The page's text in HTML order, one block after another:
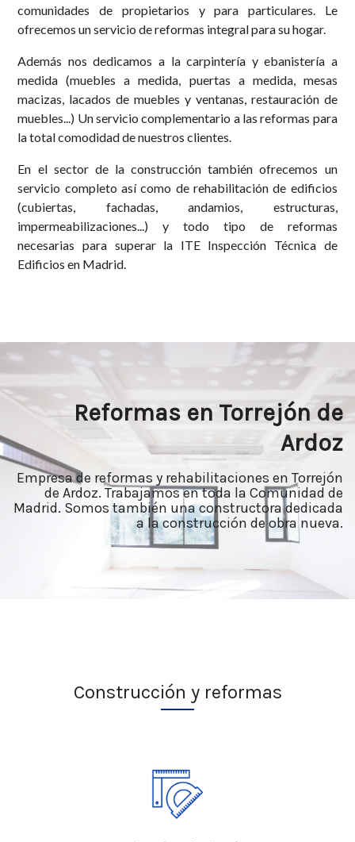
comunidades de propietarios y para particulares. Le
ofrecemos un servicio de reformas integral para su hogar.
Además nos dedicamos a la carpintería y ebanistería a
medida (muebles a medida, puertas a medida, mesas
macizas, lacados de muebles y ventanas, restauración de
muebles...) Un servicio complementario a las reformas para
la total comodidad de nuestros clientes.
En el sector de la construcción también ofrecemos un
servicio completo así como de rehabilitación de edificios
(cubiertas, fachadas, andamios, estructuras,
impermeabilizaciones...) y todo tipo de reformas
necesarias para superar la ITE Inspección Técnica de
Edificios en Madrid.
Reformas en Torrejón de
Ardoz
Empresa de reformas y rehabilitaciones en Torrejón
de Ardoz. Trabajamos en toda la Comunidad de
Madrid. Somos también una constructora dedicada
a la construcción de obra nueva.
Construcción y reformas